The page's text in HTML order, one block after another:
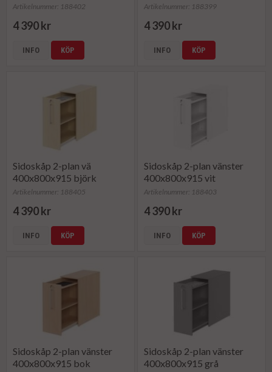
Artikelnummer: 188402
4 390 kr
INFO KÖP
Artikelnummer: 188399
4 390 kr
INFO KÖP
Sidoskåp 2-plan vä
400x800x915 björk
Artikelnummer: 188405
4 390 kr
INFO KÖP
Sidoskåp 2-plan vänster
400x800x915 vit
Artikelnummer: 188403
4 390 kr
INFO KÖP
Sidoskåp 2-plan vänster
400x800x915 bok
Sidoskåp 2-plan vänster
400x800x915 grå